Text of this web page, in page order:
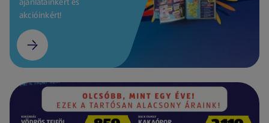
akcióinkért!